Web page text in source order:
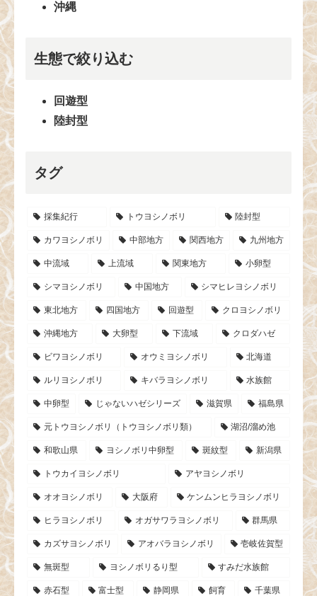
沖縄
生態で絞り込む
回遊型
陸封型
タグ
採集紀行 トウヨシノボリ 陸封型
カワヨシノボリ 中部地方 関西地方 九州地方
中流域 上流域 関東地方 小卵型
シマヨシノボリ 中国地方 シマヒレヨシノボリ
東北地方 四国地方 回遊型 クロヨシノボリ
沖縄地方 大卵型 下流域 クロダハゼ
ビワヨシノボリ オウミヨシノボリ 北海道
ルリヨシノボリ キバラヨシノボリ 水族館
中卵型 じゃないハゼシリーズ 滋賀県 福島県
元トウヨシノボリ（トウヨシノボリ類） 湖沼/溜め池
和歌山県 ヨシノボリ中卵型 斑紋型 新潟県
トウカイヨシノボリ アヤヨシノボリ
オオヨシノボリ 大阪府 ケンムンヒラヨシノボリ
ヒラヨシノボリ オガサワラヨシノボリ 群馬県
カズサヨシノボリ アオバラヨシノボリ 壱岐佐賀型
無斑型 ヨシノボリるり型 すみだ水族館
赤石型 富士型 静岡県 飼育 千葉県